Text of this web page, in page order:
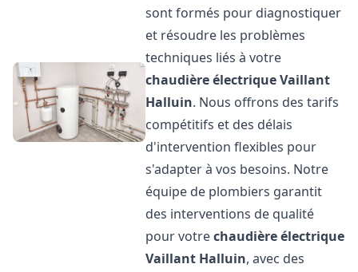
sont formés pour diagnostiquer
et résoudre les problèmes
techniques liés à votre
chaudière électrique Vaillant
Halluin. Nous offrons des tarifs
compétitifs et des délais
d'intervention flexibles pour
s'adapter à vos besoins. Notre
équipe de plombiers garantit
des interventions de qualité
pour votrechaudière électrique
Vaillant Halluin, avec des